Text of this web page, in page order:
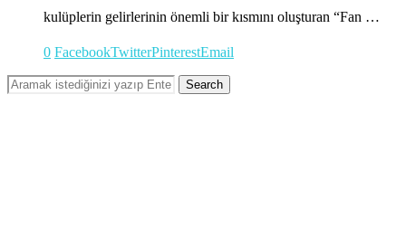
kulüplerin gelirlerinin önemli bir kısmını oluşturan “Fan …
0 FacebookTwitterPinterestEmail